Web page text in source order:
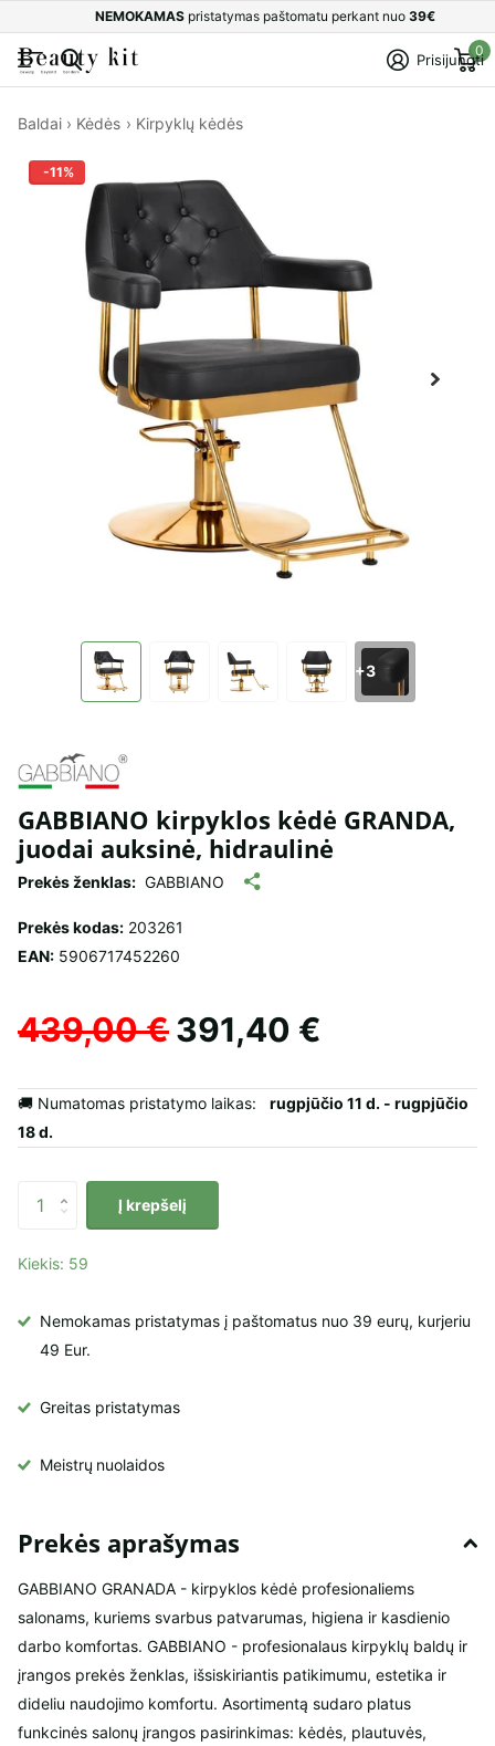
NEMOKAMAS pristatymas paštomatu perkant nuo 39€
Prisijungti
0
Baldai › Kėdės › Kirpyklų kėdės
+3
-11%
GABBIANO kirpyklos kėdė GRANDA,
juodai auksinė, hidraulinė
Prekės ženklas: GABBIANO
Prekės kodas: 203261
EAN: 5906717452260
439,00 €391,40 €
🚚 Numatomas pristatymo laikas: rugpjūčio 11 d. - rugpjūčio
18 d.
Į krepšelį
Kiekis: 59
Nemokamas pristatymas į paštomatus nuo 39 eurų, kurjeriu
49 Eur.
Greitas pristatymas
Meistrų nuolaidos
Prekės aprašymas
GABBIANO GRANADA - kirpyklos kėdė profesionaliems
salonams, kuriems svarbus patvarumas, higiena ir kasdienio
darbo komfortas. GABBIANO - profesionalaus kirpyklų baldų ir
įrangos prekės ženklas, išsiskiriantis patikimumu, estetika ir
dideliu naudojimo komfortu. Asortimentą sudaro platus
funkcinės salonų įrangos pasirinkimas: kėdės, plautuvės,